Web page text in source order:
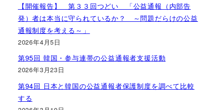
【開催報告】 第３３回つどい 「公益通報（内部告
発）者は本当に守られているか？ ～問題だらけの公益
通報制度を考える～」
2026年4月5日
第95回 韓国・参与連帯の公益通報者支援活動
2026年3月23日
第94回 日本と韓国の公益通報者保護制度を調べて比較
する